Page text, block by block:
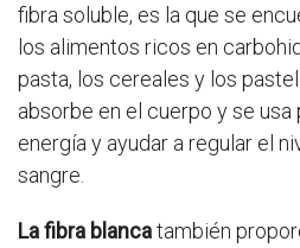
fibra soluble, es la que se
los alimentos ricos en
pasta, los cereales y los
absorbe en el cuerpo y se
energía y ayudar a regular el
sangre.
La fibra blancatambién